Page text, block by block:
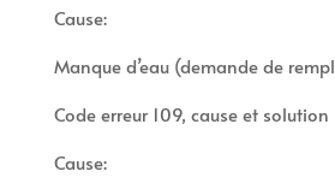
Cause:
Manque d’eau (demande de
Code erreur 109, cause et solution
Cause: